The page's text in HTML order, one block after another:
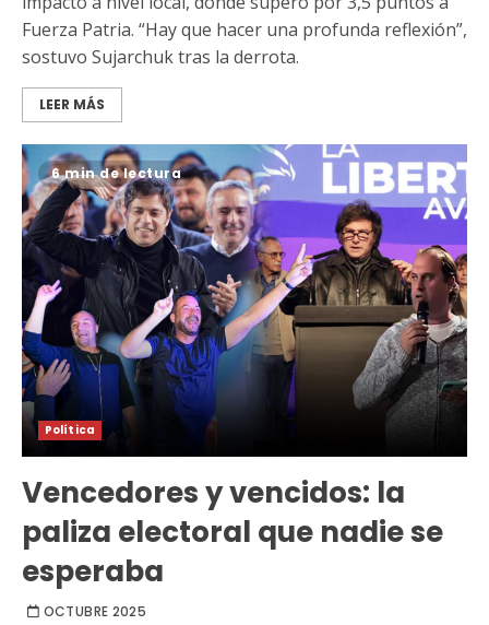
Fuerza Patria. “Hay que hacer una profunda reflexión”,
sostuvo Sujarchuk tras la derrota.
LEER MÁS
6 min de lectura
Política
Vencedores y vencidos: la
paliza electoral que nadie se
esperaba
OCTUBRE 2025